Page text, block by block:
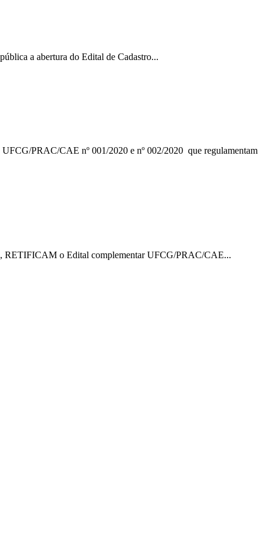
a abertura do Edital de Cadastro...
PRAC/CAE nº 001/2020 e nº 002/2020 que regulamentam
RETIFICAM o Edital complementar UFCG/PRAC/CAE...